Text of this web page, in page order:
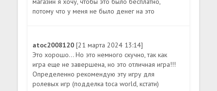
потому что у меня не было денег на это
atoc2008120[21 марта 2024 13:14]
Это хорошо... Но это немного скучно, так как
игра еще не завершена, но это отличная игра!!!
Определенно рекомендую эту игру для
ролевых игр (подделка toca world, кстати)